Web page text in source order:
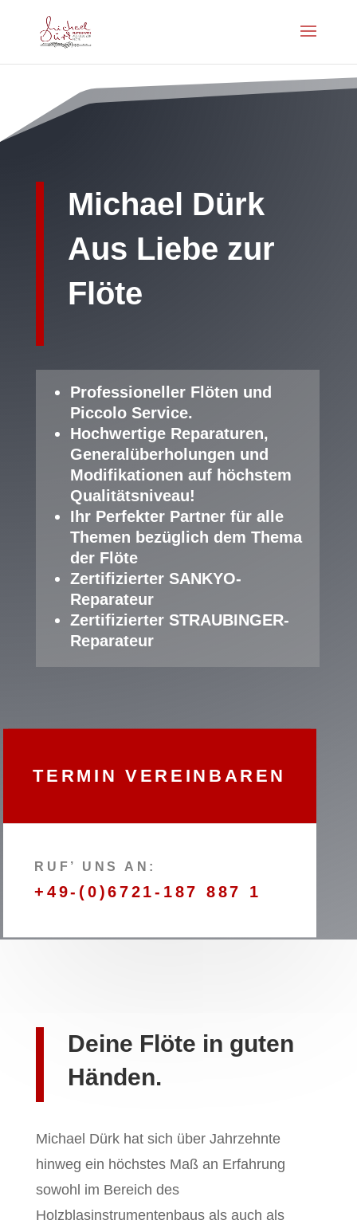
Michael Dürk
Aus Liebe zur
Flöte
Professioneller Fl öten und
Piccolo Service.
Hochwertige Reparaturen,
Generalüberholungen und
Modifikationen auf höchstem
Qualitätsniveau!
Ihr Perfekter Partner für alle
Themen bezüglich dem Thema
der Flöte
Zertifizierter SANKYO-
Reparateur
Zertifizierter STRAUBINGER-
Reparateur
TERMIN VEREINBAREN
RUF’ UNS AN:
+49-(0)6721-187 887 1
Deine Flöte in guten
Händen.
Michael Dürk hat sich über Jahrzehnte
hinweg ein höchstes Maß an Erfahrung
sowohl im Bereich des
Holzblasinstrumentenbaus als auch als